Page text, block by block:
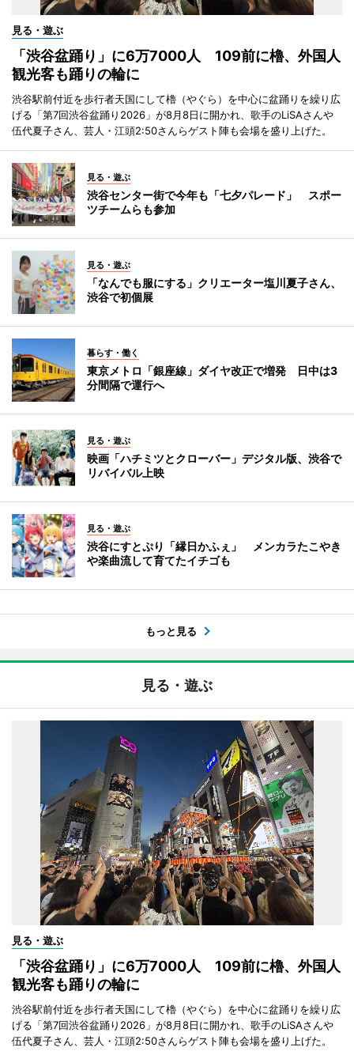
見る・遊ぶ
「渋谷盆踊り」に6万7000人 109前に櫓、外国人
観光客も踊りの輪に
渋谷駅前付近を歩行者天国にして櫓（やぐら）を中心に盆踊りを繰り広
げる「第7回渋谷盆踊り2026」が8月8日に開かれ、歌手のLiSAさんや
伍代夏子さん、芸人・江頭2:50さんらゲスト陣も会場を盛り上げた。
見る・遊ぶ
渋谷センター街で今年も「七夕パレード」 スポー
ツチームらも参加
見る・遊ぶ
「なんでも服にする」クリエーター塩川夏子さん、
渋谷で初個展
暮らす・働く
東京メトロ「銀座線」ダイヤ改正で増発 日中は3
分間隔で運行へ
見る・遊ぶ
映画「ハチミツとクローバー」デジタル版、渋谷で
リバイバル上映
見る・遊ぶ
渋谷にすとぷり「縁日かふぇ」 メンカラたこやき
や楽曲流して育てたイチゴも
もっと見る
見る・遊ぶ
見る・遊ぶ
「渋谷盆踊り」に6万7000人 109前に櫓、外国人
観光客も踊りの輪に
渋谷駅前付近を歩行者天国にして櫓（やぐら）を中心に盆踊りを繰り広
げる「第7回渋谷盆踊り2026」が8月8日に開かれ、歌手のLiSAさんや
伍代夏子さん、芸人・江頭2:50さんらゲスト陣も会場を盛り上げた。